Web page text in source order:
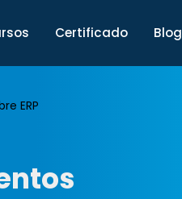
Certificado Blog
ERP